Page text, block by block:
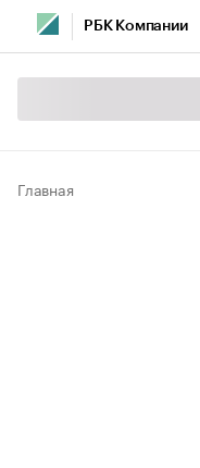
РБК Компании
Главная